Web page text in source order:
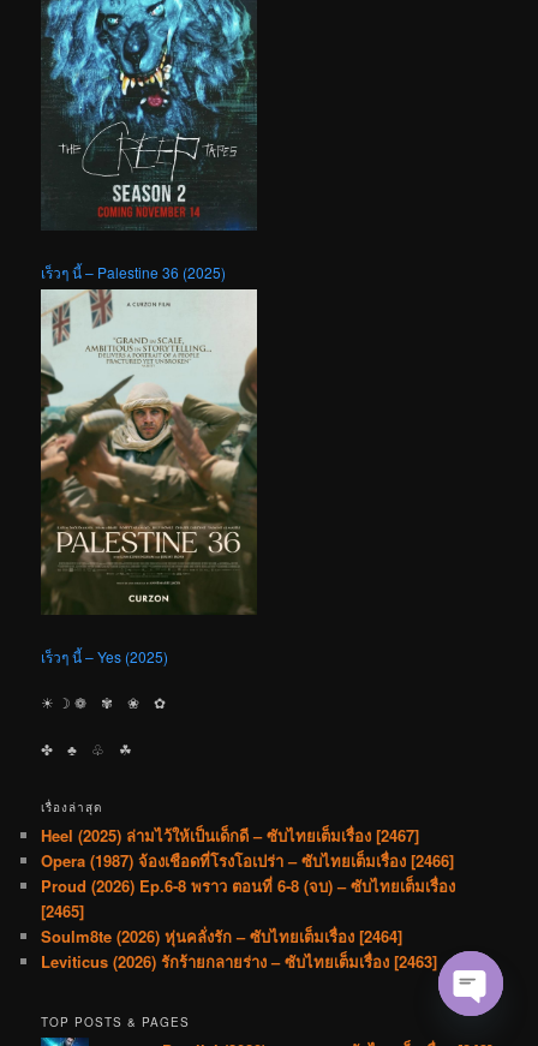
เร็วๆ นี้ – Palestine 36 (2025)
เร็วๆ นี้ – Yes (2025)
☀︎ ☽ ❁ ✾ ❀ ✿
✤ ♣︎ ♧ ☘︎
เรื่องล่าสุด
Heel (2025) ล่ามไว้ให้เป็นเด็กดี – ซับไทยเต็มเรื่อง [2467]
Opera (1987) จ้องเชือดที่โรงโอเปร่า – ซับไทยเต็มเรื่อง [2466]
Proud (2026) Ep.6-8 พราว ตอนที่ 6-8 (จบ) – ซับไทยเต็มเรื่อง
[2465]
Soulm8te (2026) หุ่นคลั่งรัก – ซับไทยเต็มเรื่อง [2464]
Leviticus (2026) รักร้ายกลายร่าง – ซับไทยเต็มเรื่อง [2463]
TOP POSTS & PAGES